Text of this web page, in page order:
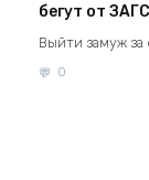
бегут от
Выйти замуж за
0